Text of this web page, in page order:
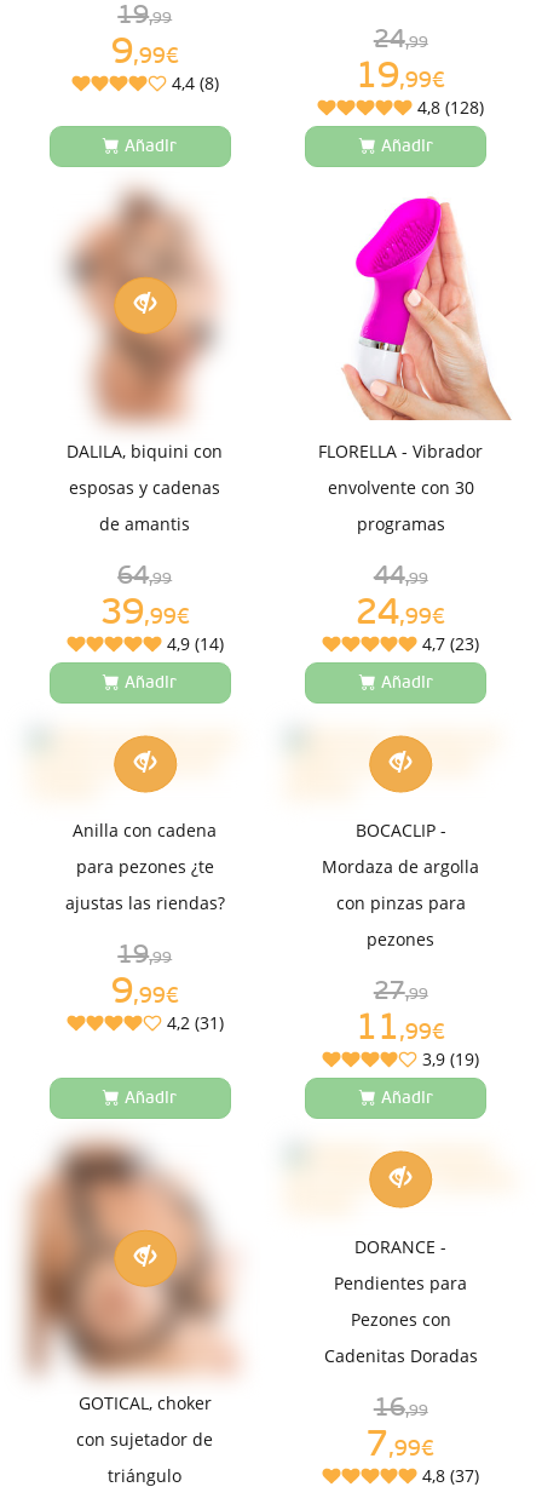
19,99
9,99€
4,4 (8)
Añadir
24,99
19,99€
4,8 (128)
Añadir
DALILA, biquini con
esposas y cadenas
de amantis
64,99
39,99€
4,9 (14)
Añadir
FLORELLA - Vibrador
envolvente con 30
programas
44,99
24,99€
4,7 (23)
Añadir
Anilla con cadena
para pezones ¿te
ajustas las riendas?
19,99
9,99€
4,2 (31)
Añadir
BOCACLIP -
Mordaza de argolla
con pinzas para
pezones
27,99
11,99€
3,9 (19)
Añadir
GOTICAL, choker
con sujetador de
triángulo
DORANCE -
Pendientes para
Pezones con
Cadenitas Doradas
16,99
7,99€
4,8 (37)